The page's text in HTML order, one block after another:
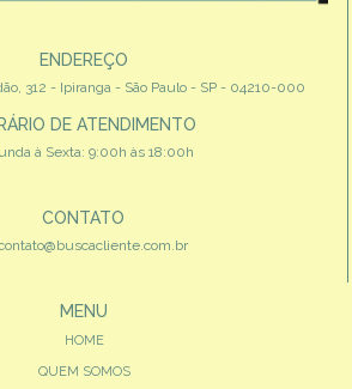
ENDEREÇO
312 - Ipiranga - São Paulo - SP - 04210-000
DE ATENDIMENTO
à Sexta: 9:00h às 18:00h
CONTATO
MENU
HOME
QUEM SOMOS